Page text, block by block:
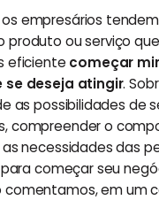
empresários
produto ou serviço
eficiente começar
se deseja atingir.
as possibilidades de
compreender o
necessidades das
começar seu
comentamos, em um